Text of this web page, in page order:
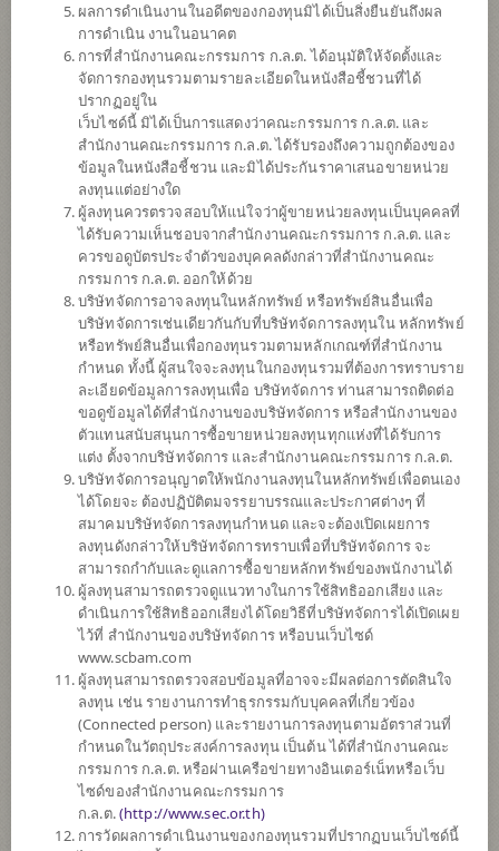
กองทุนเปิดไทยพาณิชย์ Global Climate
Change (ชนิดสะสมมูลค่า)
SCBCLIMATE(A)
ความเสี่ยงสูง
6
ตั้งแต่ต้นปี
มูลค่าหน่วยลงทุน
12.1917
0.0124
ข้อมูล ณ วันที่ 6 ส.ค. 2569
*ตามสกุลเงินของกองทุน
ข้อมูลสรุป
ผลการดำเนินงาน
ข้อมูลการสั่งซื้อขาย
ผลการดำเนินงานในอดีตของกองทุนมิได้เป็นสิ่งยืนยันถึงผล
การดำเนิน งานในอนาคต
การที่สำนักงานคณะกรรมการ ก.ล.ต. ได้อนุมัติให้จัดตั้งและ
จัดการกองทุนรวมตามรายละเอียดในหนังสือชี้ชวนที่ได้
ปรากฏอยู่ใน
เว็บไซด์นี้ มิได้เป็นการแสดงว่าคณะกรรมการ ก.ล.ต. และ
สำนักงานคณะกรรมการ ก.ล.ต. ได้รับรองถึงความถูกต้องของ
ข้อมูลในหนังสือชี้ชวน และมิได้ประกันราคาเสนอขายหน่วย
ลงทุนแต่อย่างใด
ผู้ลงทุนควรตรวจสอบให้แน่ใจว่าผู้ขายหน่วยลงทุนเป็นบุคคลที่
ได้รับความเห็นชอบจากสำนักงานคณะกรรมการ ก.ล.ต. และ
ควรขอดูบัตรประจำตัวของบุคคลดังกล่าวที่สำนักงานคณะ
กรรมการ ก.ล.ต. ออกให้ด้วย
บริษัทจัดการอาจลงทุนในหลักทรัพย์ หรือทรัพย์สินอื่นเพื่อ
บริษัทจัดการเช่นเดียวกันกับที่บริษัทจัดการลงทุนใน หลักทรัพย์
หรือทรัพย์สินอื่นเพื่อกองทุนรวมตามหลักเกณฑ์ที่สำนักงาน
กำหนด ทั้งนี้ ผู้สนใจจะลงทุนในกองทุนรวมที่ต้องการทราบราย
ละเอียดข้อมูลการลงทุนเพื่อ บริษัทจัดการ ท่านสามารถติดต่อ
ขอดูข้อมูลได้ที่สำนักงานของบริษัทจัดการ หรือสำนักงานของ
ตัวแทนสนับสนุนการซื้อขายหน่วยลงทุนทุกแห่งที่ได้รับการ
แต่ง ตั้งจากบริษัทจัดการ และสำนักงานคณะกรรมการ ก.ล.ต.
บริษัทจัดการอนุญาตให้พนักงานลงทุนในหลักทรัพย์เพื่อตนเอง
ได้โดยจะ ต้องปฏิบัติตมจรรยาบรรณและประกาศต่างๆ ที่
สมาคมบริษัทจัดการลงทุนกำหนด และจะต้องเปิดเผยการ
ลงทุนดังกล่าวให้บริษัทจัดการทราบเพื่อที่บริษัทจัดการ จะ
สามารถกำกับและดูแลการซื้อขายหลักทรัพย์ของพนักงานได้
ผู้ลงทุนสามารถตรวจดูแนวทางในการใช้สิทธิออกเสียง และ
ดำเนินการใช้สิทธิออกเสียงได้โดยวิธีที่บริษัทจัดการได้เปิดเผย
ไว้ที่ สำนักงานของบริษัทจัดการ หรือบนเว็บไซด์
www.scbam.com
ผู้ลงทุนสามารถตรวจสอบข้อมูลที่อาจจะมีผลต่อการตัดสินใจ
ลงทุน เช่น รายงานการทำธุรกรรมกับบุคคลที่เกี่ยวข้อง
(Connected person) และรายงานการลงทุนตามอัตราส่วนที่
กำหนดในวัตถุประสงค์การลงทุน เป็นต้น ได้ที่สำนักงานคณะ
กรรมการ ก.ล.ต. หรือผ่านเครือข่ายทางอินเตอร์เน็ทหรือเว็บ
ไซด์ของสำนักงานคณะกรรมการ
ก.ล.ต.(http://www.sec.or.th)
การวัดผลการดำเนินงานของกองทุนรวมที่ปรากฏบนเว็บไซด์นี้